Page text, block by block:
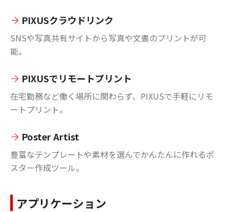
PIXUSクラウドリンク
SNSや写真共有サイトから写真や文書のプリントが可
能。
PIXUSでリモートプリント
在宅勤務など働く場所に関わらず、PIXUSで手軽にリモ
ートプリント。
Poster Artist
豊富なテンプレートや素材を選んでかんたんに作れるポ
スター作成ツール。
アプリケーション